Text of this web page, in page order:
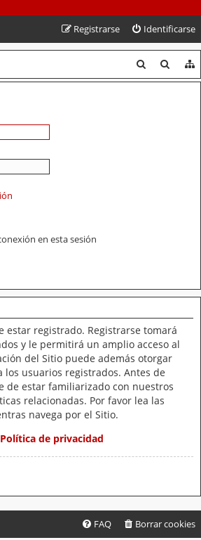
Identificarse
Registrarse
u
u
en esta sesión
estar registrado. Registrarse tomará
y le permitirá un amplio acceso al
del Sitio puede además otorgar
los usuarios registrados. Antes de
de estar familiarizado con nuestros
relacionadas. Por favor lea las
navega por el Sitio.
Política de privacidad
Borrar cookies
FAQ